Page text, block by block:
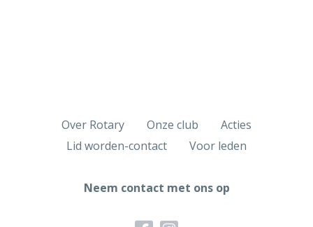
Over Rotary Onze club
Acties
Lid worden-contact
Voor leden
Neem contact met ons op